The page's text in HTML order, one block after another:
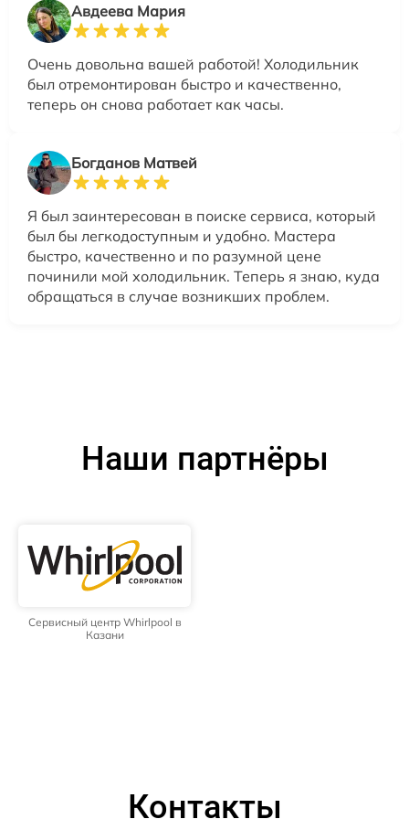
Авдеева Мария
Очень довольна вашей работой! Холодильник
был отремонтирован быстро и качественно,
теперь он снова работает как часы.
Богданов Матвей
Я был заинтересован в поиске сервиса, который
был бы легкодоступным и удобно. Мастера
быстро, качественно и по разумной цене
починили мой холодильник. Теперь я знаю, куда
обращаться в случае возникших проблем.
Наши партнёры
Сервисный центр Whirlpool в
Казани
Контакты